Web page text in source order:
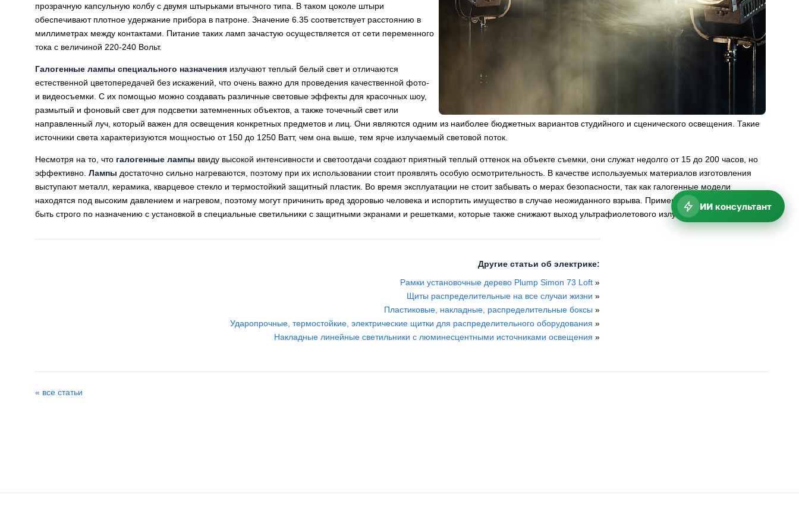
прозрачную капсульную колбу с двумя штырьками втычного типа. В таком цоколе штыри
обеспечивают плотное удержание прибора в патроне. Значение 6.35 соответствует расстоянию в
миллиметрах между контактами. Питание таких ламп зачастую осуществляется от сети переменного
тока с величиной 220-240 Вольт.
Галогенные лампы специального назначения излучают теплый белый свет и отличаются
естественной цветопередачей без искажений, что очень важно для проведения качественной фото-
и видеосъемки. С их помощью можно создавать различные световые эффекты для красочных шоу,
размытый и фоновый свет для подсветки затемненных объектов, а также точечный свет или
направленный луч, который важен для освещения конкретных предметов и лиц. Они являются одним из наиболее бюджетных вариантов студийного и сценического освещения. Такие
источники света характеризуются мощностью от 150 до 1250 Ватт, чем она выше, тем ярче излучаемый световой поток.
Несмотря на то, что галогенные лампы ввиду высокой интенсивности и светоотдачи создают приятный теплый оттенок на объекте съемки, они служат недолго от 15 до 200 часов, но
эффективно. Лампы достаточно сильно нагреваются, поэтому при их использовании стоит проявлять особую осмотрительность. В качестве используемых материалов изготовления
выступают металл, керамика, кварцевое стекло и термостойкий защитный пластик. Во время эксплуатации не стоит забывать о мерах безопасности, так как галогенные модели
находятся под высоким давлением и нагревом, поэтому могут причинить вред здоровью человека и испортить имущество в случае неожиданного взрыва. Применение изделий должно
быть строго по назначению с установкой в специальные светильники с защитными экранами и решетками, которые также снижают выход ультрафиолетового излучения.
Другие статьи об электрике:
Рамки установочные дерево Plump Simon 73 Loft »
Щиты распределительные на все случаи жизни »
Пластиковые, накладные, распределительные боксы »
Ударопрочные, термостойкие, электрические щитки для распределительного оборудования »
Накладные линейные светильники с люминесцентными источниками освещения »
« все статьи
ИИ консультант